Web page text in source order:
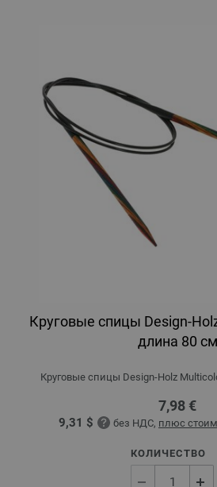
Круговые спицы Design-
длина 80 см
Круговые спицы Design-Holz
7,98 €
9,31 $ без НДС, плюс
КОЛИЧЕСТВО